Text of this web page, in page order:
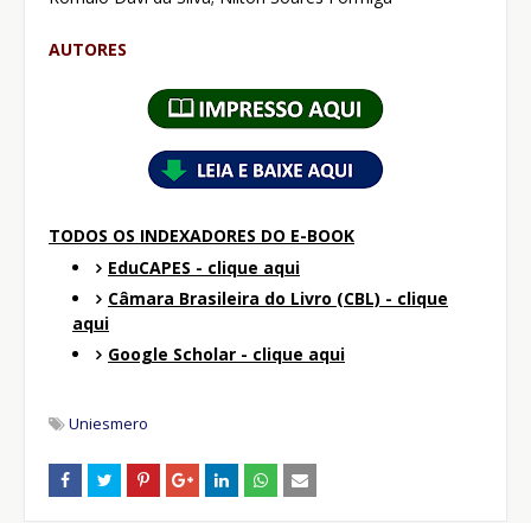
AUTORES
TODOS OS INDEXADORES DO E-BOOK
EduCAPES - clique aqui
Câmara Brasileira do Livro (CBL) - clique
aqui
Google Scholar - clique aqui
Uniesmero